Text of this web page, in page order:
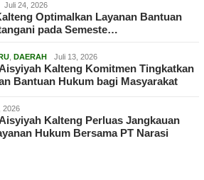
Juli 24, 2026
Optimalkan Layanan Bantuan
pada Semeste…
DAERAH Juli 13, 2026
Kalteng Komitmen Tingkatkan
Bantuan Hukum bagi Masyarakat
2026
Kalteng Perluas Jangkauan
Hukum Bersama PT Narasi